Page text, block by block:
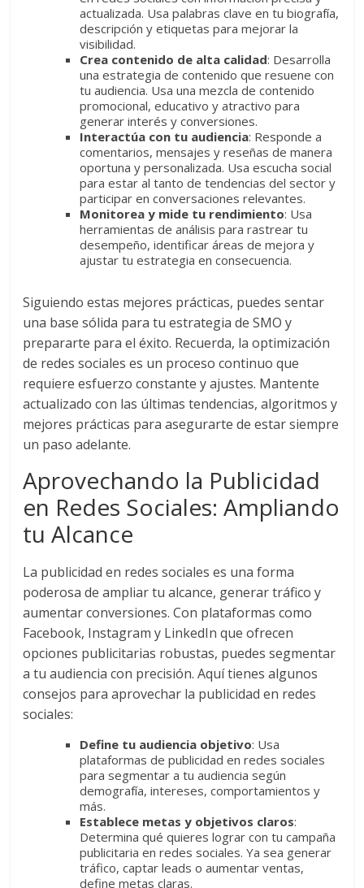
Publicidad,
Marketing,
Campañas
Publicitarias,
Agencias,
Empresas,
Negocios,
Tendencias,
Dinero,
Economía,
Diseño
Web,
Móviles,
Estrategias
Digitales,
Estrategias
Publicitarias,
Alianzas,
Clientes,
Innovación,
Tecnología,
actualizada. Usa palabras clave en tu biografía,
descripción y etiquetas para mejorar la
visibilidad.
Crea contenido de alta calidad: Desarrolla
una estrategia de contenido que resuene con
tu audiencia. Usa una mezcla de contenido
promocional, educativo y atractivo para
generar interés y conversiones.
Interactúa con tu audiencia: Responde a
comentarios, mensajes y reseñas de manera
oportuna y personalizada. Usa escucha social
para estar al tanto de tendencias del sector y
participar en conversaciones relevantes.
Monitorea y mide tu rendimiento: Usa
herramientas de análisis para rastrear tu
desempeño, identificar áreas de mejora y
ajustar tu estrategia en consecuencia.
Siguiendo estas mejores prácticas, puedes sentar
una base sólida para tu estrategia de SMO y
prepararte para el éxito. Recuerda, la optimización
de redes sociales es un proceso continuo que
requiere esfuerzo constante y ajustes. Mantente
actualizado con las últimas tendencias, algoritmos y
mejores prácticas para asegurarte de estar siempre
un paso adelante.
Aprovechando la Publicidad
en Redes Sociales: Ampliando
tu Alcance
La publicidad en redes sociales es una forma
poderosa de ampliar tu alcance, generar tráfico y
aumentar conversiones. Con plataformas como
Facebook, Instagram y LinkedIn que ofrecen
opciones publicitarias robustas, puedes segmentar
a tu audiencia con precisión. Aquí tienes algunos
consejos para aprovechar la publicidad en redes
sociales:
Define tu audiencia objetivo: Usa
plataformas de publicidad en redes sociales
para segmentar a tu audiencia según
demografía, intereses, comportamientos y
más.
Establece metas y objetivos claros:
Determina qué quieres lograr con tu campaña
publicitaria en redes sociales. Ya sea generar
tráfico, captar leads o aumentar ventas,
define metas claras.